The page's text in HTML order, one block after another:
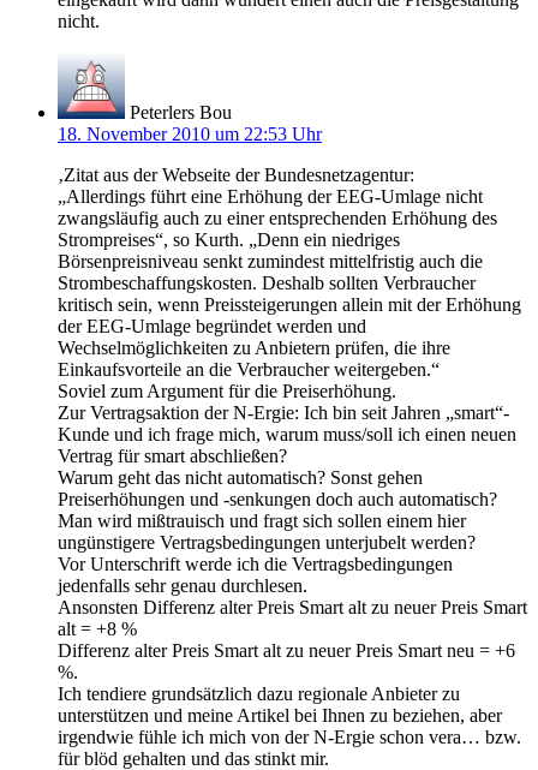
nicht.
Peterlers Bou
18. November 2010 um 22:53 Uhr
‚Zitat aus der Webseite der Bundesnetzagentur:
„Allerdings führt eine Erhöhung der EEG-Umlage nicht
zwangsläufig auch zu einer entsprechenden Erhöhung des
Strompreises“, so Kurth. „Denn ein niedriges
Börsenpreisniveau senkt zumindest mittelfristig auch die
Strombeschaffungskosten. Deshalb sollten Verbraucher
kritisch sein, wenn Preissteigerungen allein mit der Erhöhung
der EEG-Umlage begründet werden und
Wechselmöglichkeiten zu Anbietern prüfen, die ihre
Einkaufsvorteile an die Verbraucher weitergeben.“
Soviel zum Argument für die Preiserhöhung.
Zur Vertragsaktion der N-Ergie: Ich bin seit Jahren „smart“-
Kunde und ich frage mich, warum muss/soll ich einen neuen
Vertrag für smart abschließen?
Warum geht das nicht automatisch? Sonst gehen
Preiserhöhungen und -senkungen doch auch automatisch?
Man wird mißtrauisch und fragt sich sollen einem hier
ungünstigere Vertragsbedingungen unterjubelt werden?
Vor Unterschrift werde ich die Vertragsbedingungen
jedenfalls sehr genau durchlesen.
Ansonsten Differenz alter Preis Smart alt zu neuer Preis Smart
alt = +8 %
Differenz alter Preis Smart alt zu neuer Preis Smart neu = +6
%.
Ich tendiere grundsätzlich dazu regionale Anbieter zu
unterstützen und meine Artikel bei Ihnen zu beziehen, aber
irgendwie fühle ich mich von der N-Ergie schon vera… bzw.
für blöd gehalten und das stinkt mir.